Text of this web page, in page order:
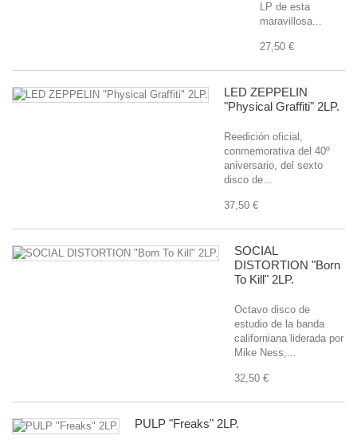
LP de esta
maravillosa...
27,50 €
LED ZEPPELIN
"Physical Graffiti" 2LP.
Reedición oficial,
conmemorativa del 40º
aniversario, del sexto
disco de...
37,50 €
SOCIAL
DISTORTION "Born
To Kill" 2LP.
Octavo disco de
estudio de la banda
californiana liderada por
Mike Ness,...
32,50 €
PULP "Freaks" 2LP.